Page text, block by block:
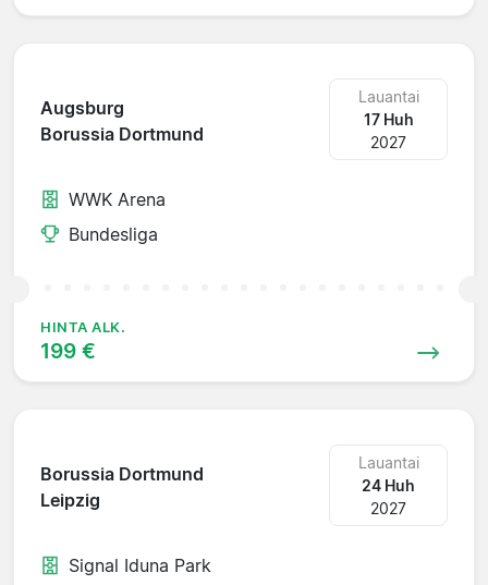
Augsburg
Borussia Dortmund
Lauantai
17 Huh
2027
WWK Arena
Bundesliga
HINTA ALK.
199 €
Borussia Dortmund
Leipzig
Lauantai
24 Huh
2027
Signal Iduna Park